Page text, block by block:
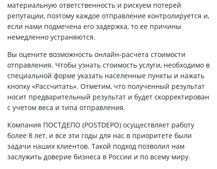
материальную ответственность и рискуем потерей
репутации, поэтому каждое отправление контролируется и,
если нами подмечена его задержка, то ее причины
немедленно устраняются.
Вы оцените возможность онлайн-расчета стоимости
отправления. Чтобы узнать стоимость услуги, необходимо в
специальной форме указать населенные пункты и нажать
кнопку «Рассчитать». Отметим, что полученный результат
носит предварительный результат и будет скорректирован
с учетом веса и типа отправления.
Компания ПОСТДЕПО (POSTDEPO) осуществляет работу
более 8 лет, и все эти годы для нас в приоритете были
задачи наших клиентов. Такой подход позволил нам
заслужить доверие бизнеса в России и по всему миру.